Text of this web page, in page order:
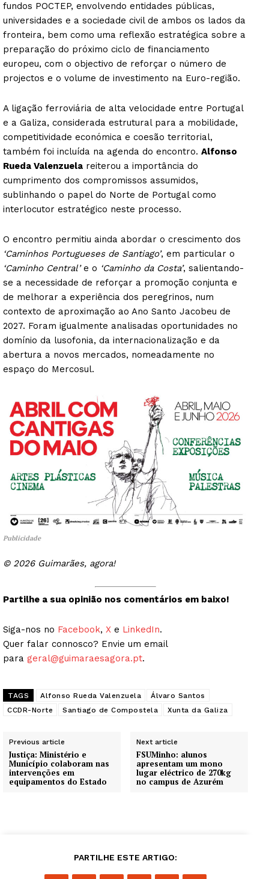
Guimarães, agora!
Institucional
fundos POCTEP, envolvendo entidades públicas,
universidades e a sociedade civil de ambos os lados da
fronteira, bem como uma reflexão estratégica sobre a
preparação do próximo ciclo de financiamento
europeu, com o objectivo de reforçar o número de
projectos e o volume de investimento na Euro-região.
A ligação ferroviária de alta velocidade entre Portugal
e a Galiza, considerada estrutural para a mobilidade,
competitividade económica e coesão territorial,
também foi incluída na agenda do encontro. Alfonso
Rueda Valenzuela reiterou a importância do
cumprimento dos compromissos assumidos,
sublinhando o papel do Norte de Portugal como
interlocutor estratégico neste processo.
O encontro permitiu ainda abordar o crescimento dos
‘Caminhos Portugueses de Santiago’, em particular o
‘Caminho Central’e o ‘Caminho da Costa’, salientando-
se a necessidade de reforçar a promoção conjunta e
de melhorar a experiência dos peregrinos, num
contexto de aproximação ao Ano Santo Jacobeu de
2027. Foram igualmente analisadas oportunidades no
domínio da lusofonia, da internacionalização e da
abertura a novos mercados, nomeadamente no
espaço do Mercosul.
Publicidade
© 2026 Guimarães, agora!
Partilhe a sua opinião nos comentários em baixo!
Siga-nos no Facebook, X e LinkedIn.
Quer falar connosco? Envie um email
para geral@guimaraesagora.pt.
TAGS Alfonso Rueda Valenzuela
Álvaro Santos
CCDR-Norte
Santiago de Compostela Xunta da Galiza
Previous article
Justiça: Ministério e
Município colaboram nas
intervenções em
equipamentos do Estado
Next article
FSUMinho: alunos
apresentam um mono
lugar eléctrico de 270kg
no campus de Azurém
PARTILHE ESTE ARTIGO: